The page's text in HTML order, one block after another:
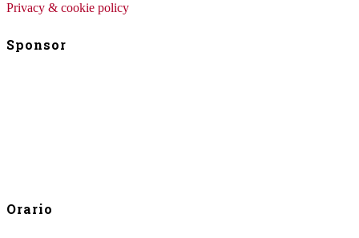
Privacy & cookie policy
Sponsor
Orario